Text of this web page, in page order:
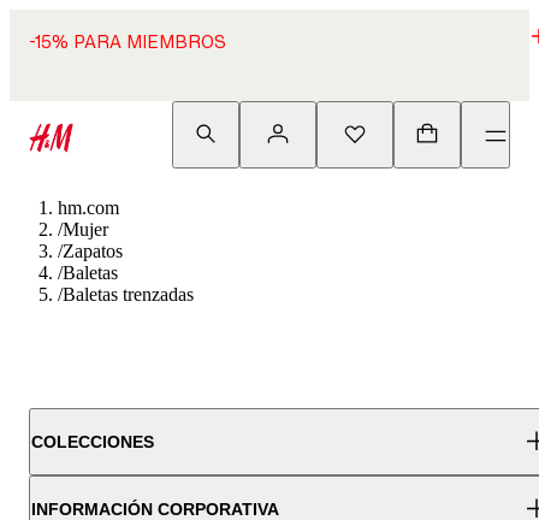
-15% PARA MIEMBROS
hm.com
/Mujer
/Zapatos
/Baletas
/Baletas trenzadas
COLECCIONES
INFORMACIÓN CORPORATIVA